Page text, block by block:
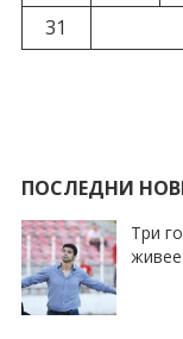
31
ПОСЛЕДНИ
Три